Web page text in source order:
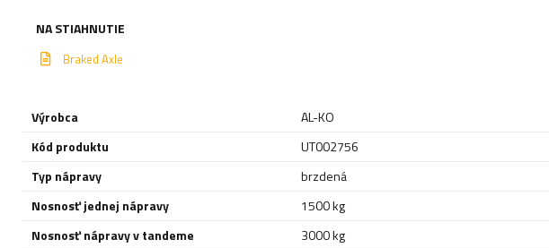
NA STIAHNUTIE
Braked Axle
Výrobca
AL-KO
Kód produktu
UT002756
Typ nápravy
brzdená
Nosnosť jednej nápravy
1500 kg
Nosnosť nápravy v tandeme
3000 kg